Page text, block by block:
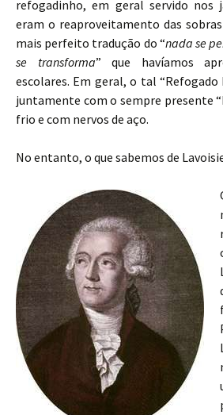
refogadinho, em geral servido nos
eram o reaproveitamento das
mais perfeito tradução do “nada se
se transforma” que havíamos
escolares. Em geral, o tal “Refogado
juntamente com o sempre presente
frio e com nervos de aço.
No entanto, o que sabemos de